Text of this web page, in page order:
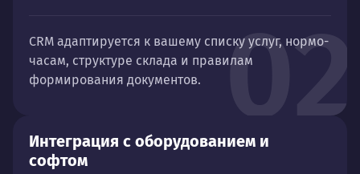
02
CRM адаптируется к вашему списку услуг, нормо-
часам, структуре склада и правилам
формирования документов.
Интеграция с оборудованием и
софтом